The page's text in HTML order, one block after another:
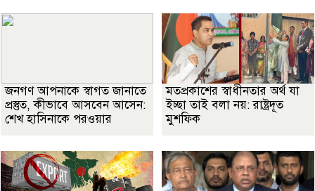
জনগণ আপনাকে স্বাগত জানাতে
প্রস্তুত, কীভাবে আসবেন আসেন:
শেখ হাসিনাকে পরওয়ার
মতপ্রকাশের স্বাধীনতার অর্থ যা
ইচ্ছা তাই বলা নয়: রাষ্ট্রদূত
মুশফিক